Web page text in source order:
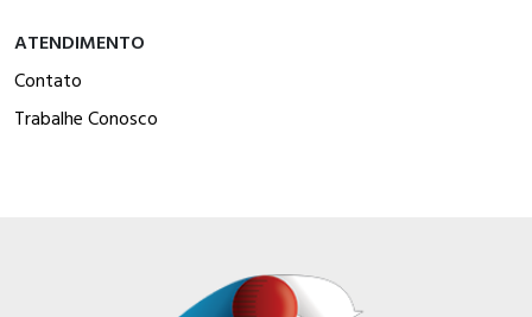
ATENDIMENTO
Contato
Trabalhe Conosco